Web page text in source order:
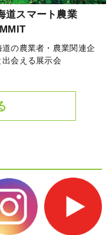
道スマート農業
道の農業者・農業関連企
出会える展示会